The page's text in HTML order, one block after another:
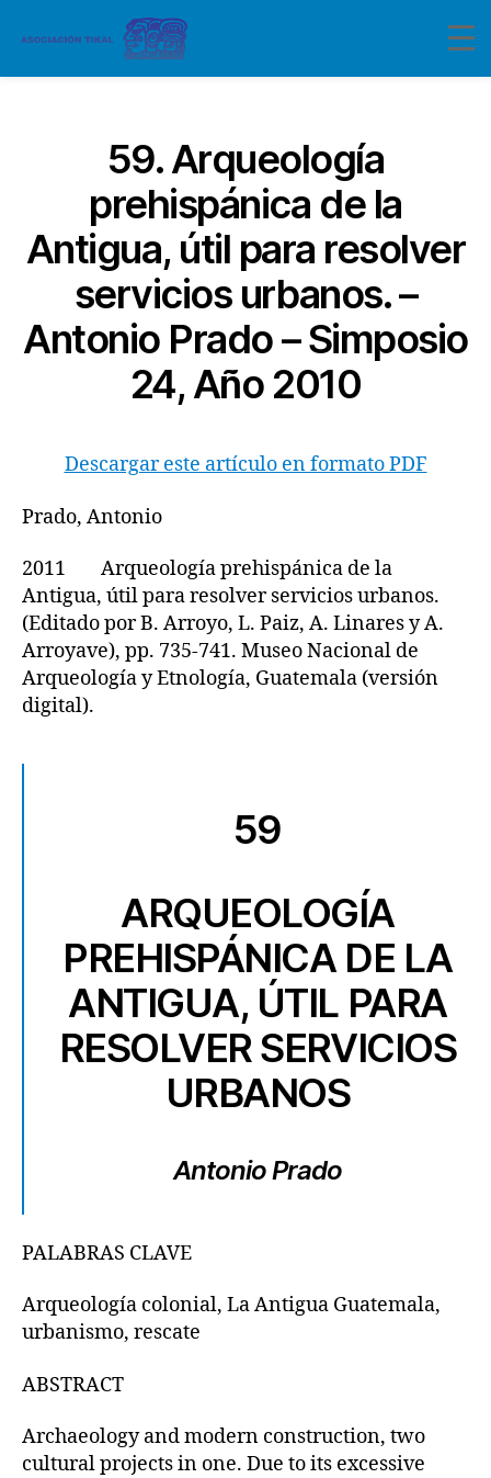
59. Arqueología
prehispánica de la
Antigua, útil para resolver
servicios urbanos. –
Antonio Prado – Simposio
24, Año 2010
Descargar este artículo en formato PDF
Prado, Antonio
2011 Arqueología prehispánica de la
Antigua, útil para resolver servicios urbanos.
(Editado por B. Arroyo, L. Paiz, A. Linares y A.
Arroyave), pp. 735-741. Museo Nacional de
Arqueología y Etnología, Guatemala (versión
digital).
59
ARQUEOLOGÍA
PREHISPÁNICA DE LA
ANTIGUA, ÚTIL PARA
RESOLVER SERVICIOS
URBANOS
Antonio Prado
PALABRAS CLAVE
Arqueología colonial, La Antigua Guatemala,
urbanismo, rescate
ABSTRACT
Archaeology and modern construction, two
cultural projects in one. Due to its excessive